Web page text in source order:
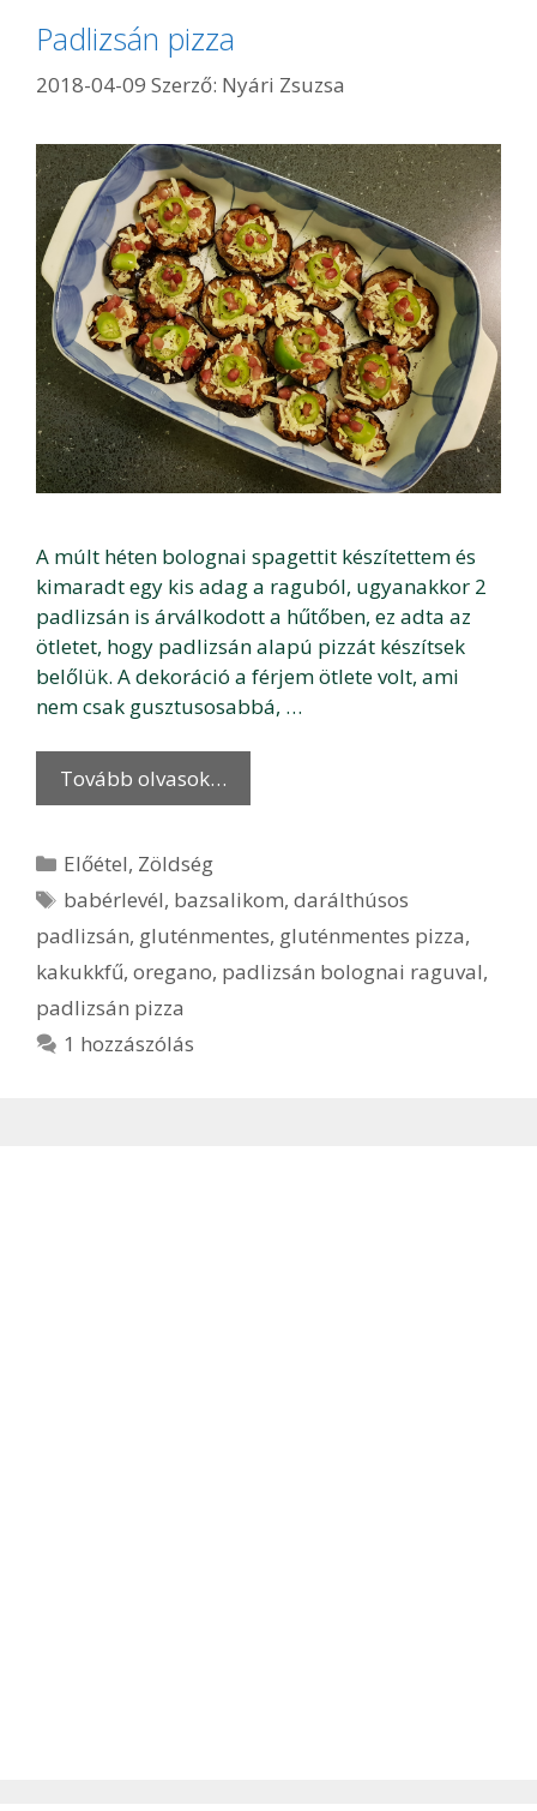
Padlizsán pizza
2018-04-09 Szerző: Nyári Zsuzsa
A múlt héten bolognai spagettit készítettem és
kimaradt egy kis adag a raguból, ugyanakkor 2
padlizsán is árválkodott a hűtőben, ez adta az
ötletet, hogy padlizsán alapú pizzát készítsek
belőlük. A dekoráció a férjem ötlete volt, ami
nem csak gusztusosabbá, …
Tovább olvasok…
Kategória
Előétel, Zöldség
Címkék
babérlevél, bazsalikom,darálthúsos
padlizsán, gluténmentes, gluténmentes pizza,
kakukkfű, oregano, padlizsán bolognai raguval,
padlizsán pizza
1 hozzászólás